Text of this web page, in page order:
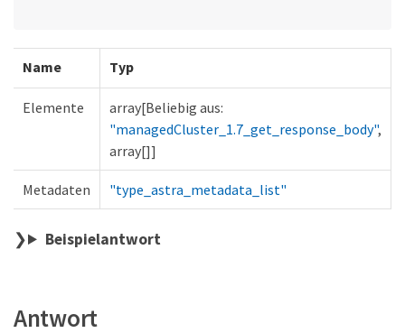
Name Typ
Elemente
array[Beliebig aus:
"managedCluster_1.7_get_response_body",
array[]]
Metadaten "type_astra_metadata_list"
Beispielantwort
Antwort